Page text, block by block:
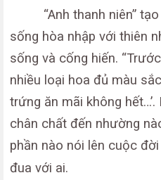
“Anh thanh niên”
sống hòa nhập với thiên
sống và cống hiến.
nhiều loại hoa đủ màu
trứng ăn mãi không
chân chất đến nhường
phần nào nói lên cuộc
đua với ai.